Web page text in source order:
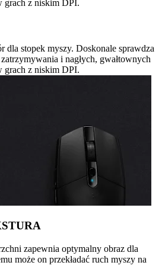
grach z niskim DPI.
dla stopek myszy. Doskonale sprawdza
i nagłych, gwałtownych
grach z niskim DPI.
zapewnia optymalny obraz dla
może on przekładać ruch myszy na